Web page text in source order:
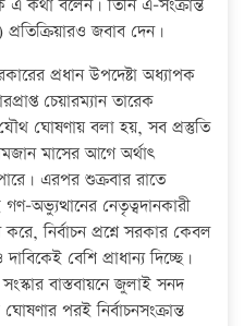
কথা বলেন। তিনি এ–সংক্রান্ত
জবাব দেন।
প্রধান উপদেষ্টা অধ্যাপক
চেয়ারম্যান তারেক
ঘোষণায় বলা হয়, সব প্রস্তুতি
মাসের আগে অর্থাৎ
পারে। এরপর শুক্রবার রাতে
নেতৃত্বদানকারী
নির্বাচন প্রশ্নে সরকার কেবল
বেশি প্রাধান্য দিচ্ছে।
বাস্তবায়নে জুলাই সনদ
পরই নির্বাচনসংক্রান্ত